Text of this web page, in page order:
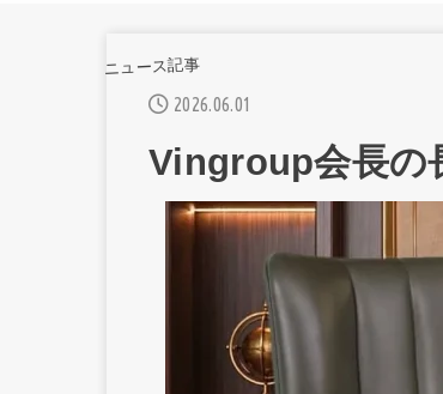
ニュース記事
2026.06.01
Vingroup会長の